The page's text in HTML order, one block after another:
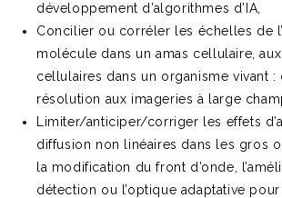
développement d’algorithmes d’IA,
Concilier ou corréler les échelles de
molécule dans un amas cellulaire,
cellulaires dans un organisme vivant :
résolution aux imageries à large
Limiter/anticiper/corriger les effets
diffusion non linéaires dans les gros
la modification du front d’onde,
détection ou l’optique adaptative